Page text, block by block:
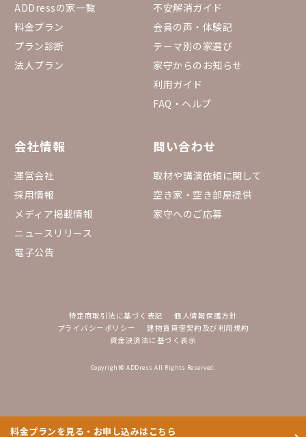
ADDressの家一覧
料金プラン
プラン診断
法人プラン
不安解消ガイド
会員の声・体験記
テーマ別の家選び
家守からのお知らせ
利用ガイド
FAQ・ヘルプ
会社情報
運営会社
採用情報
メディア掲載情報
ニュースリリース
電子公告
問い合わせ
取材や講演依頼に関して
空き家・空き部屋提供
家守へのご応募
特定商取引法に基づく表記
個人情報保護方針
プライバシーポリシー
建物賃貸借契約及び利用規約
資金決済法に基づく表示
Copyright© ADDress All Rights Reserved.
料金プランを見る・お申し込みはこちら